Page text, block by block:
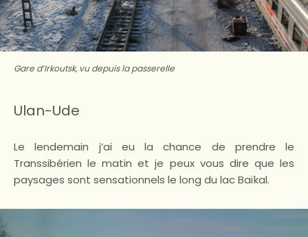
Gare d’Irkoutsk, vu depuis la passerelle
Ulan-Ude
Le lendemain j’ai eu la chance de prendre le
Transsibérien le matin et je peux vous dire que les
paysages sont sensationnels le long du lac Baïkal.